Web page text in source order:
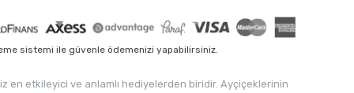
sistemi ile güvenle ödemenizi yapabilirsiniz.
en etkileyici ve anlamlı hediyelerden biridir. Ayçiçeklerinin